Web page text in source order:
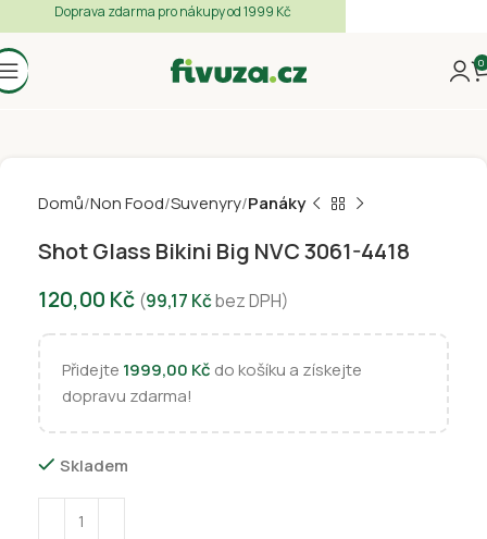
0
Domů Non Food Suvenyry Panáky
Shot Glass Bikini Big NVC 3061-4418
120,00 Kč (99,17 Kčbez DPH)
Přidejte 1999,00 Kč do košíku a získejte
dopravu zdarma!
Skladem
Doprava zdarma pro nákupy od 1999 Kč